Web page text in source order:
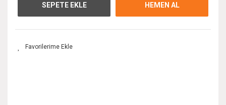
SEPETE EKLE HEMEN AL